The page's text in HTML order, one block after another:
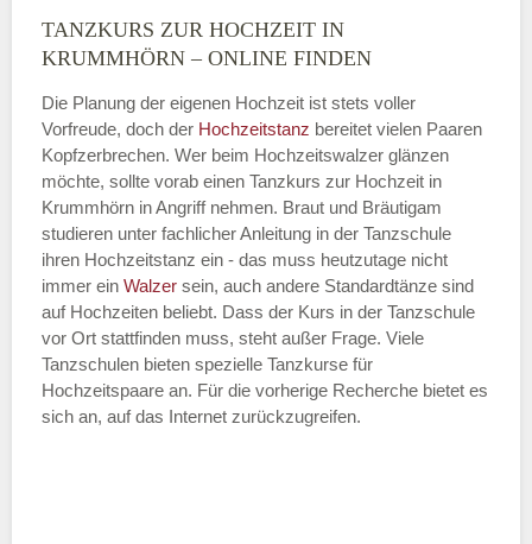
Montag
—
ÖFFNUNGSZEITEN HINZUFÜGEN
Dienstag
—
ÖFFNUNGSZEITEN HINZUFÜGEN
TANZKURS ZUR HOCHZEIT IN
KRUMMHÖRN – ONLINE FINDEN
Die Planung der eigenen Hochzeit ist stets voller
Vorfreude, doch der Hochzeitstanz bereitet vielen Paaren
Kopfzerbrechen. Wer beim Hochzeitswalzer glänzen
möchte, sollte vorab einen Tanzkurs zur Hochzeit in
Krummhörn in Angriff nehmen. Braut und Bräutigam
studieren unter fachlicher Anleitung in der Tanzschule
ihren Hochzeitstanz ein - das muss heutzutage nicht
immer ein Walzer sein, auch andere Standardtänze sind
auf Hochzeiten beliebt. Dass der Kurs in der Tanzschule
vor Ort stattfinden muss, steht außer Frage. Viele
Tanzschulen bieten spezielle Tanzkurse für
Hochzeitspaare an. Für die vorherige Recherche bietet es
sich an, auf das Internet zurückzugreifen.